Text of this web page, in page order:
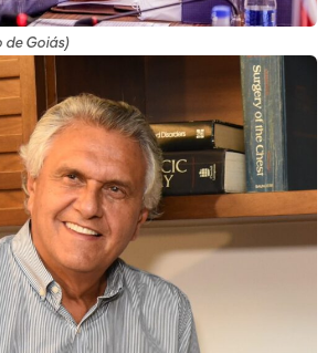
de Goiás)